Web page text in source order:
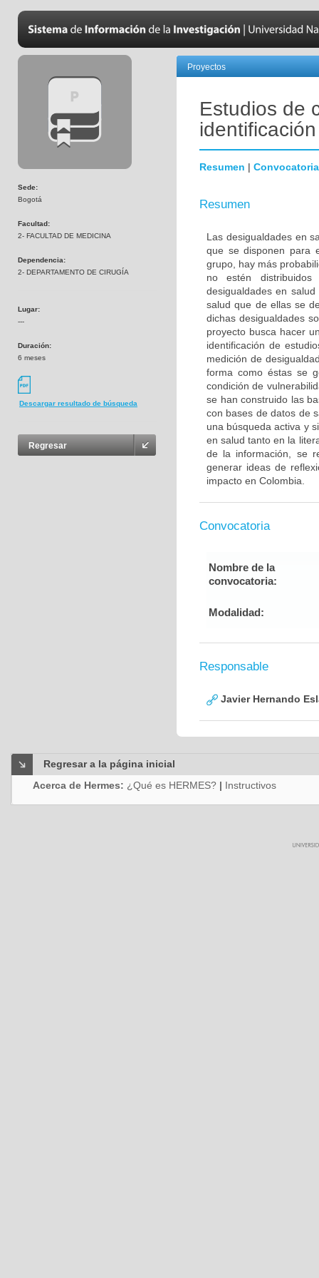
Sede:
Bogotá
Facultad:
2- FACULTAD DE MEDICINA
Dependencia:
2- DEPARTAMENTO DE CIRUGÍA
Lugar:
---
Duración:
6 meses
Descargar resultado de búsqueda
Regresar
Proyectos
Estudios de
Resumen | Convocatoria
Resumen
Las desigualdades en
que se disponen para
grupo, hay más
no estén
desigualdades en
salud que de ellas se
dichas desigualdades
proyecto busca hacer
identificación de
medición de
forma como éstas se
condición de
se han construido las
con bases de datos de
una búsqueda activa y
en salud tanto en la
de la información, se
generar ideas de
impacto en Colombia.
Convocatoria
Nombre de la
convocatoria:
Modalidad:
Responsable
Javier Hernando
Regresar a la página inicial
Acerca de Hermes: ¿Qué es HERMES? | Instructivos